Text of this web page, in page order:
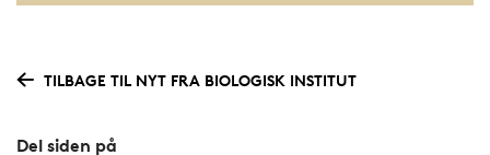
TILBAGE TIL NYT FRA BIOLOGISK INSTITUT
Del siden på